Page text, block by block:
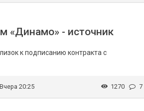
«Динамо» - источник
к подписанию контракта с
Вчера 20:25 1270 7